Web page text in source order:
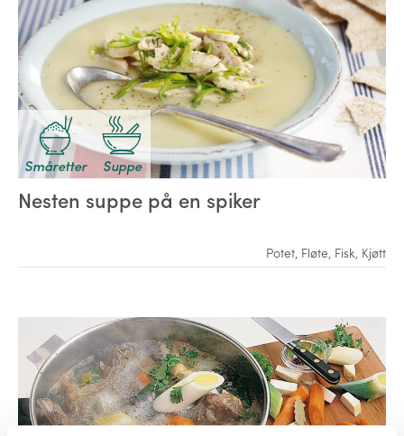
Småretter Suppe
Nesten suppe på en spiker
Potet Fløte Fisk Kjøtt